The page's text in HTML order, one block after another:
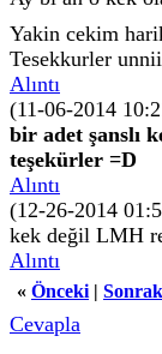
Yakin cekim
Tesekkurler
Alıntı
(11-06-2014
bir adet şanslı
teşekürler =D
Alıntı
(12-26-2014
kek değil LMH
Alıntı
« Önceki |
Cevapla